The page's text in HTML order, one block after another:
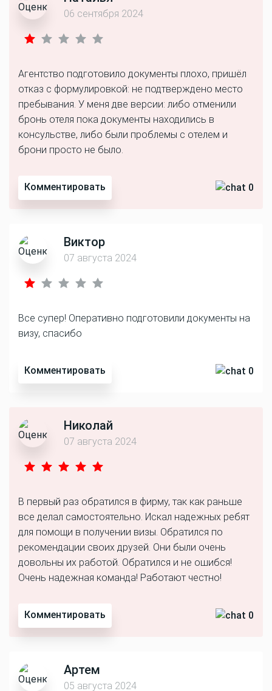
06 сентября 2024
Агентство подготовило документы плохо, пришёл
отказ с формулировкой: не подтверждено место
пребывания. У меня две версии: либо отменили
бронь отеля пока документы находились в
консульстве, либо были проблемы с отелем и
брони просто не было.
Комментировать 0
Виктор
07 августа 2024
Все супер! Оперативно подготовили документы на
визу, спасибо
Комментировать 0
Николай
07 августа 2024
В первый раз обратился в фирму, так как раньше
все делал самостоятельно. Искал надежных ребят
для помощи в получении визы. Обратился по
рекомендации своих друзей. Они были очень
довольны их работой. Обратился и не ошибся!
Очень надежная команда! Работают честно!
Комментировать 0
Артем
05 августа 2024